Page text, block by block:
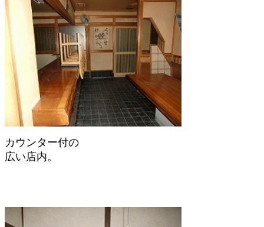
カウンター付の
広い店内。